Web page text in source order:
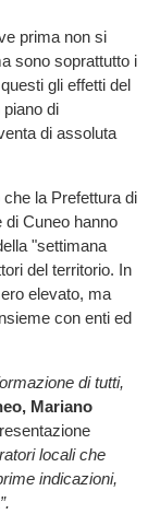
prima non si
sono soprattutto i
gli effetti del
di
di assoluta
la Prefettura di
Cuneo hanno
"settimana
del territorio. In
elevato, ma
con enti ed
di tutti,
Mariano
locali che
indicazioni,